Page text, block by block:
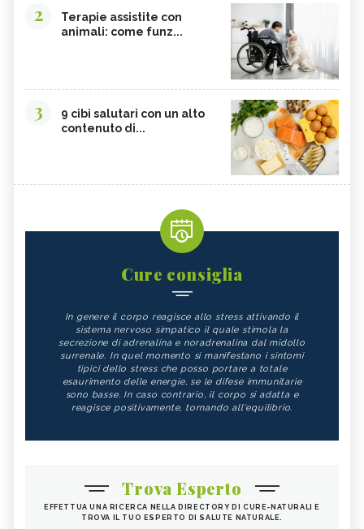
2
Terapie assistite con
animali: come funz...
3
9 cibi salutari con un alto
contenuto di...
Cure consiglia
In genere il corpo reagisce allo stress attivando il
sistema nervoso simpatico il quale stimola la
secrezione di adrenalina e noradrenalina dal midollo
surrenale. In quel momento si manifestano i sintomi
tipici dello stress che posso portare a totale
esaurimento delle energie, se le difese immunitarie
sono basse. In caso contrario, il corpo si adatta e
reagisce positivamente, tornando all'equilibrio.
Trova Esperto
EFFETTUA UNA RICERCA NELLA DIRECTORY DI CURE-NATURALI E
TROVA IL TUO ESPERTO DI SALUTE NATURALE.